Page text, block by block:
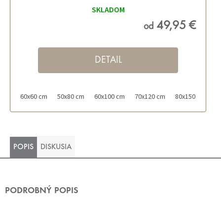
SKLADOM
od 49,95 €
DETAIL
60x60 cm 50x80 cm 60x100 cm 70x120 cm 80x150 cm
POPIS DISKUSIA
PODROBNÝ POPIS